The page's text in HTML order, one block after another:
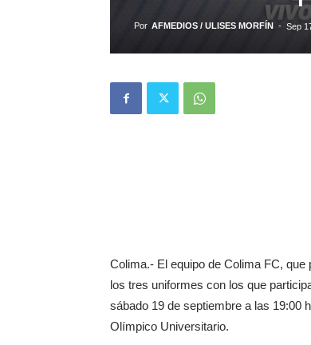
Por AFMEDIOS / ULISES MORFÍN - Sep
Colima.- El equipo de Colima FC, que
los tres uniformes con los que
sábado 19 de septiembre a las 19:00
Olímpico Universitario.